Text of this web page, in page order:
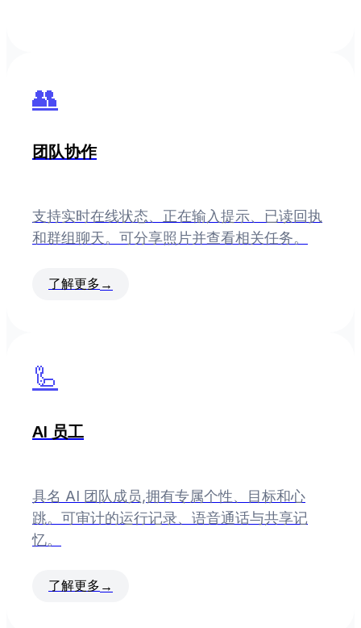
👥
团队协作
支持实时在线状态、正在输入提示、已读回执
和群组聊天。可分享照片并查看相关任务。
了解更多 →
🦾
AI 员工
具名 AI 团队成员,拥有专属个性、目标和心
跳。可审计的运行记录、语音通话与共享记
忆。
了解更多 →